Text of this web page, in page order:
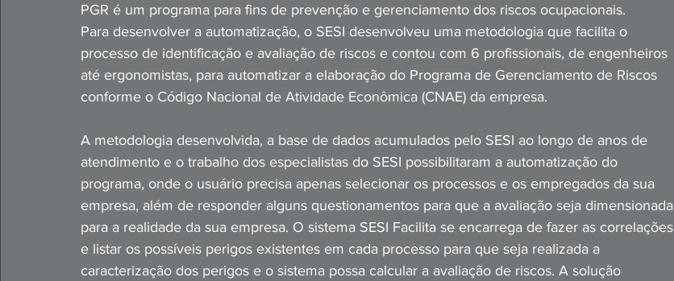
PGR é um programa para fins de prevenção e gerenciamento dos riscos ocupacionais.
Para desenvolver a automatização, o SESI desenvolveu uma metodologia que facilita o
processo de identificação e avaliação de riscos e contou com 6 profissionais, de engenheiros
até ergonomistas, para automatizar a elaboração do Programa de Gerenciamento de Riscos
conforme o Código Nacional de Atividade Econômica (CNAE) da empresa.
A metodologia desenvolvida, a base de dados acumulados pelo SESI ao longo de anos de
atendimento e o trabalho dos especialistas do SESI possibilitaram a automatização do
programa, onde o usuário precisa apenas selecionar os processos e os empregados da sua
empresa, além de responder alguns questionamentos para que a avaliação seja dimensionada
para a realidade da sua empresa. O sistema SESI Facilita se encarrega de fazer as correlações
e listar os possíveis perigos existentes em cada processo para que seja realizada a
caracterização dos perigos e o sistema possa calcular a avaliação de riscos. A solução